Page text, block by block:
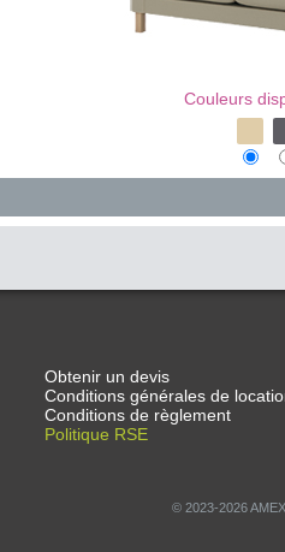
Couleurs
Obtenir un devis
Conditions générales de
Conditions de règlement
Politique RSE
© 2023-2026